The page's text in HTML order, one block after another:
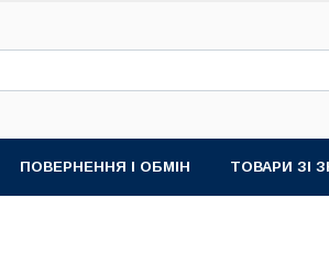
ПОВЕРНЕННЯ І ОБМІН ТОВАРИ ЗІ